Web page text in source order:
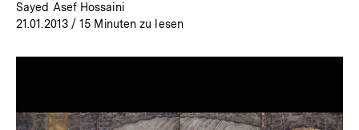
Sayed Asef Hossaini
21.01.2013/ 15 Minuten zu lesen